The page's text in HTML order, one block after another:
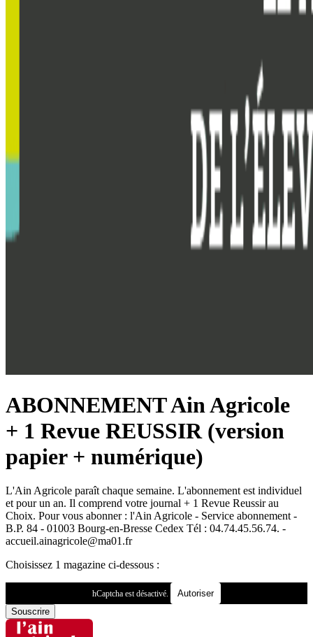
ABONNEMENT Ain Agricole
+ 1 Revue REUSSIR (version
papier + numérique)
L'Ain Agricole paraît chaque semaine. L'abonnement est individuel
et pour un an. Il comprend votre journal + 1 Revue Reussir au
Choix. Pour vous abonner : l'Ain Agricole - Service abonnement -
B.P. 84 - 01003 Bourg-en-Bresse Cedex Tél : 04.74.45.56.74. -
accueil.ainagricole@ma01.fr
Choisissez 1 magazine ci-dessous :
hCaptcha est désactivé.
Autoriser
Souscrire